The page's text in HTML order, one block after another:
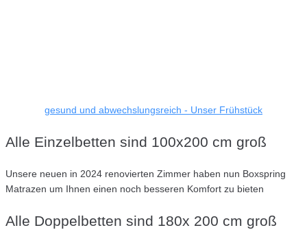
gesund und abwechslungsreich - Unser Frühstück
Alle Einzelbetten sind 100x200 cm groß
Unsere neuen in 2024 renovierten Zimmer haben nun Boxspring
Matrazen um Ihnen einen noch besseren Komfort zu bieten
Alle Doppelbetten sind 180x 200 cm groß